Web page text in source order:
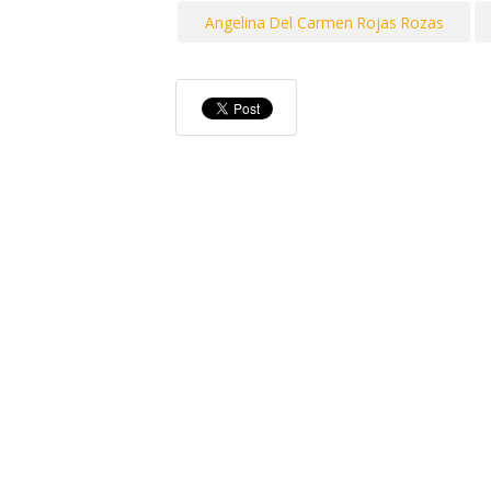
Angelina Del Carmen Rojas Rozas